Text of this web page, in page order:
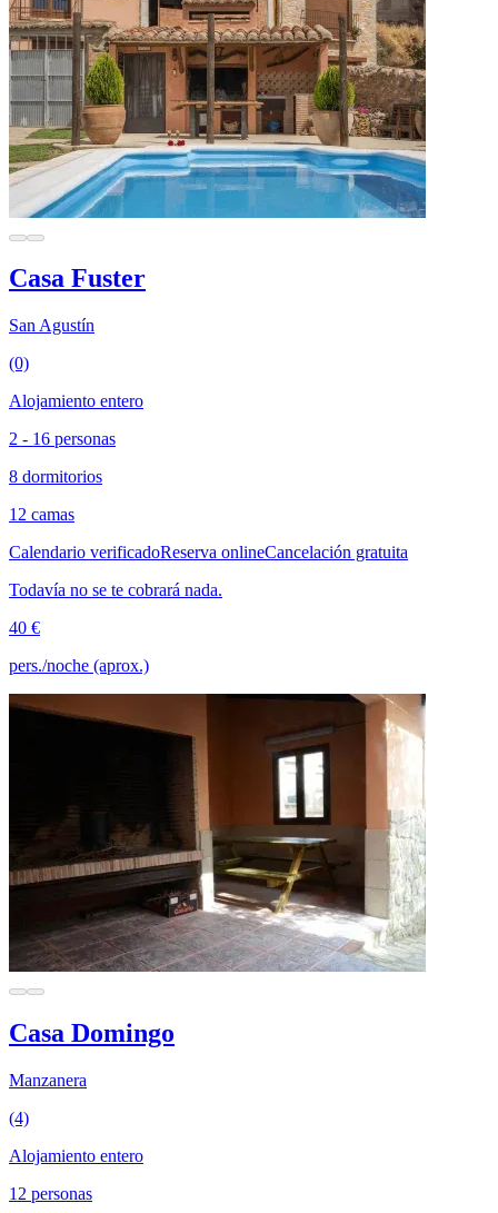
Casa Fuster
San Agustín
(0)
Alojamiento entero
2 - 16 personas
8 dormitorios
12 camas
Calendario verificadoReserva onlineCancelación gratuita
Todavía no se te cobrará nada.
40 €
pers./noche (aprox.)
Casa Domingo
Manzanera
(4)
Alojamiento entero
12 personas